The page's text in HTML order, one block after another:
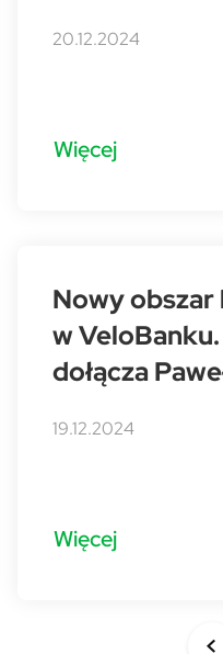
20.12.2024
Więcej
Nowy obszar
w
dołącza
19.12.2024
Więcej